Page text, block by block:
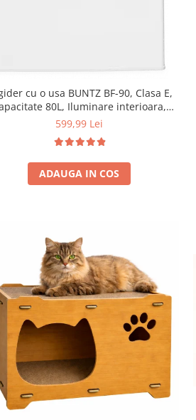
cu o usa BUNTZ BF-90, Clasa E,
80L, Iluminare interioara,
Compartiment gheata, H 83 cm, Alb
599,99 Lei
ADAUGA IN COS